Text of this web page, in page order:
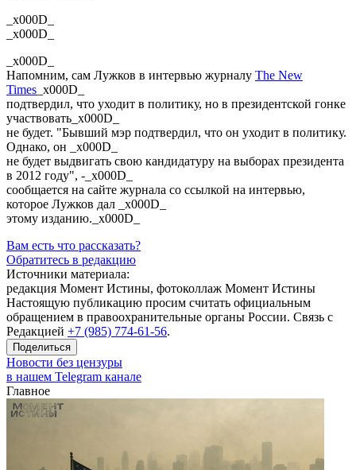
_x000D_
_x000D_
_x000D_
Напомним, сам Лужков в интервью журналу The New
Times _x000D_
подтвердил, что уходит в политику, но в президентской гонке
участвовать_x000D_
не будет. "Бывший мэр подтвердил, что он уходит в политику.
Однако, он _x000D_
не будет выдвигать свою кандидатуру на выборах президента
в 2012 году", -_x000D_
сообщается на сайте журнала со ссылкой на интервью,
которое Лужков дал _x000D_
этому изданию._x000D_
Вам есть что рассказать?
Обратитесь в редакцию
Источники материала:
редакция Момент Истины, фотоколлаж Момент Истины
Настоящую публикацию просим считать официальным
обращением в правоохранительные органы России. Связь с
Редакцией +7 (985) 774-61-56.
Поделиться
Новости без цензуры
в нашем Telegram канале
Главное